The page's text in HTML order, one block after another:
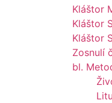
Kláštor
Kláštor
Kláštor
Zosnulí
bl.